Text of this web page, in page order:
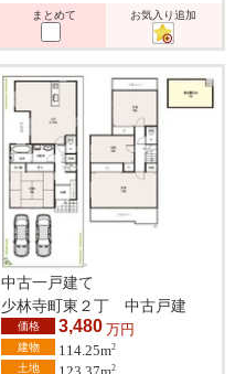
まとめて お気入り追加
中古一戸建て
少林寺町東２丁 中古戸建
価格 3,480 万円
建物 114.25m2
土地 2